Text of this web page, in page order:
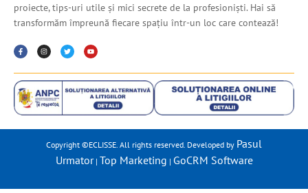
proiecte, tips-uri utile și mici secrete de la profesioniști. Hai să
transformăm împreună fiecare spațiu într-un loc care contează!
Copyright ©ECLISSE. All rights reserved. Developed by Pasul
Urmator| Top Marketing | GoCRM Software